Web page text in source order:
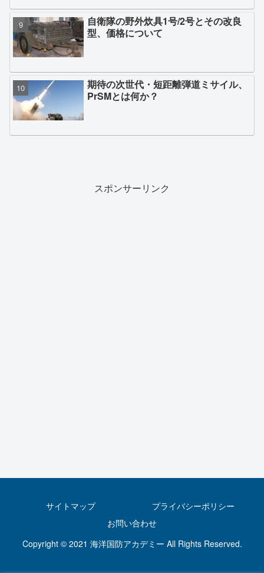
自衛隊の野外炊具1号/2号とその改良
型、価格について
期待の次世代・短距離弾道ミサイル、
PrSMとは何か？
スポンサーリンク
サイトマップ
プライバシーポリシー
お問い合わせ
Copyright © 2021 海洋国防アカデミー All Rights Reserved.